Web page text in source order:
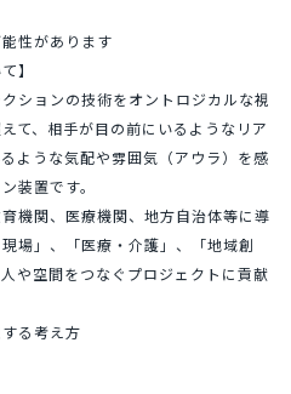
性があります
】
ションの技術をオントロジカルな視
て、相手が目の前にいるようなリア
ような気配や雰囲気（アウラ）を感
装置です。
機関、医療機関、地方自治体等に導
場」、「医療・介護」、「地域創
や空間をつなぐプロジェクトに貢献
る考え方